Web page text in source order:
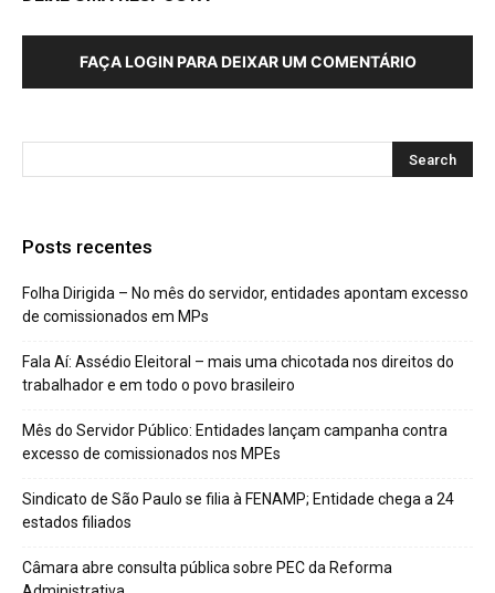
FAÇA LOGIN PARA DEIXAR UM COMENTÁRIO
Posts recentes
Folha Dirigida – No mês do servidor, entidades apontam excesso
de comissionados em MPs
Fala Aí: Assédio Eleitoral – mais uma chicotada nos direitos do
trabalhador e em todo o povo brasileiro
Mês do Servidor Público: Entidades lançam campanha contra
excesso de comissionados nos MPEs
Sindicato de São Paulo se filia à FENAMP; Entidade chega a 24
estados filiados
Câmara abre consulta pública sobre PEC da Reforma